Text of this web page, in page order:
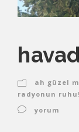
ah güzel
radyonun ruhu!
yorum